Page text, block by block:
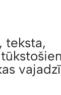
teksta,